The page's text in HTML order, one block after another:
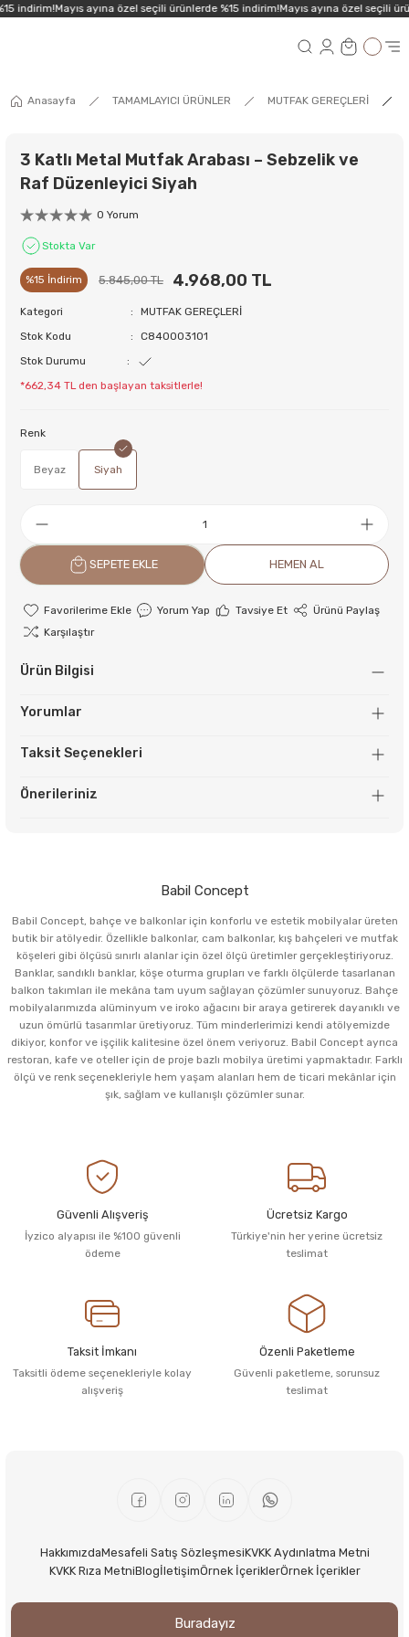
indirim!Mayıs ayına özel seçili ürünlerde %15 indirim!Mayıs ayına özel seçili
Anasayfa TAMAMLAYICI ÜRÜNLER MUTFAK GEREÇLERİ
3 Katlı Metal Mutfak Arabası – Sebzelik ve
Raf Düzenleyici Siyah
0 Yorum
Stokta Var
%15 İndirim 5.845,00 TL 4.968,00 TL
Kategori
MUTFAK GEREÇLERİ
Stok Kodu
C840003101
Stok Durumu
*662,34 TL den başlayan taksitlerle!
Renk
Beyaz Siyah
SEPETE EKLE HEMEN AL
Yorum Yap Tavsiye Et
Ürünü Paylaş
Karşılaştır
Ürün Bilgisi
Yorumlar
Taksit Seçenekleri
Önerileriniz
Babil Concept
Babil Concept, bahçe ve balkonlar için konforlu ve estetik mobilyalar üreten
butik bir atölyedir. Özellikle balkonlar, cam balkonlar, kış bahçeleri ve mutfak
köşeleri gibi ölçüsü sınırlı alanlar için özel ölçü üretimler gerçekleştiriyoruz.
Banklar, sandıklı banklar, köşe oturma grupları ve farklı ölçülerde tasarlanan
balkon takımları ile mekâna tam uyum sağlayan çözümler sunuyoruz. Bahçe
mobilyalarımızda alüminyum ve iroko ağacını bir araya getirerek dayanıklı ve
uzun ömürlü tasarımlar üretiyoruz. Tüm minderlerimizi kendi atölyemizde
dikiyor, konfor ve işçilik kalitesine özel önem veriyoruz. Babil Concept ayrıca
restoran, kafe ve oteller için de proje bazlı mobilya üretimi yapmaktadır. Farklı
ölçü ve renk seçenekleriyle hem yaşam alanları hem de ticari mekânlar için
şık, sağlam ve kullanışlı çözümler sunar.
Güvenli Alışveriş
İyzico alyapısı ile %100 güvenli
ödeme
Ücretsiz Kargo
Türkiye'nin her yerine ücretsiz
teslimat
Taksit İmkanı
Taksitli ödeme seçenekleriyle kolay
alışveriş
Özenli Paketleme
Güvenli paketleme, sorunsuz
teslimat
HakkımızdaMesafeli Satış SözleşmesiKVKK Aydınlatma Metni
KVKK Rıza MetniBlogİletişimÖrnek İçeriklerÖrnek İçerikler
Buradayız